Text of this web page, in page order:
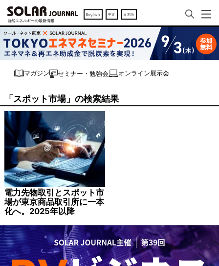
English 中文 日本語
マガジン セミナー・勉強会 オンライン展示会
「スポット市場」の検索結果
電力先物取引とスポット市
場が東京商品取引所に一本
化へ。2025年以降